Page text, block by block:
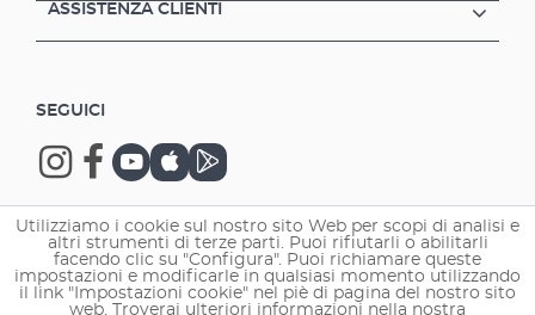
ASSISTENZA CLIENTI
SEGUICI
Copyright © 2026 EHEIM GmbH & Co. KG.
Utilizziamo i cookie sul nostro sito Web per scopi di analisi e
altri strumenti di terze parti. Puoi rifiutarli o abilitarli
facendo clic su "Configura". Puoi richiamare queste
impostazioni e modificarle in qualsiasi momento utilizzando
il link "Impostazioni cookie" nel piè di pagina del nostro sito
web. Troverai ulteriori informazioni nella nostra